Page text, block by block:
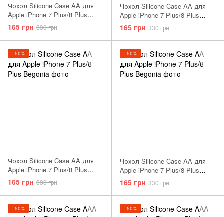
Чохол Silicone Case AA для
Apple iPhone 7 Plus/8 Plus
Brown
165 грн 330 грн
Чохол Silicone Case AA для
Apple iPhone 7 Plus/8 Plus
Cornflower
165 грн 330 грн
−50%
Чохол Silicone Case AA для
Apple iPhone 7 Plus/8 Plus
Сanary Yellow
165 грн 330 грн
−50%
Чохол Silicone Case AA для
Apple iPhone 7 Plus/8 Plus
Stone
165 грн 330 грн
−50% −50%